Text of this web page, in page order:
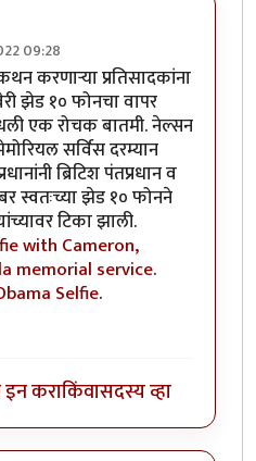
09:28
करणार्‍या प्रतिसादकांना
झेड १० फोनचा वापर
एक रोचक बातमी. नेल्सन
सर्विस दरम्यान
ब्रिटिश पंतप्रधान व
स्वतःच्या झेड १० फोनने
टिका झाली.
with Cameron,
memorial service.
Selfie.
कराकिंवासदस्य व्हा